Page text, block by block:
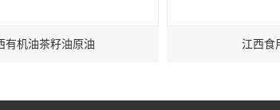
有机油茶籽油原油 江西食